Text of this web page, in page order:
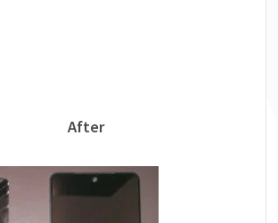
After